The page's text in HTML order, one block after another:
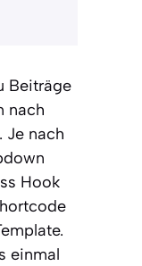
Beiträge
nach
Je nach
Hook
einmal